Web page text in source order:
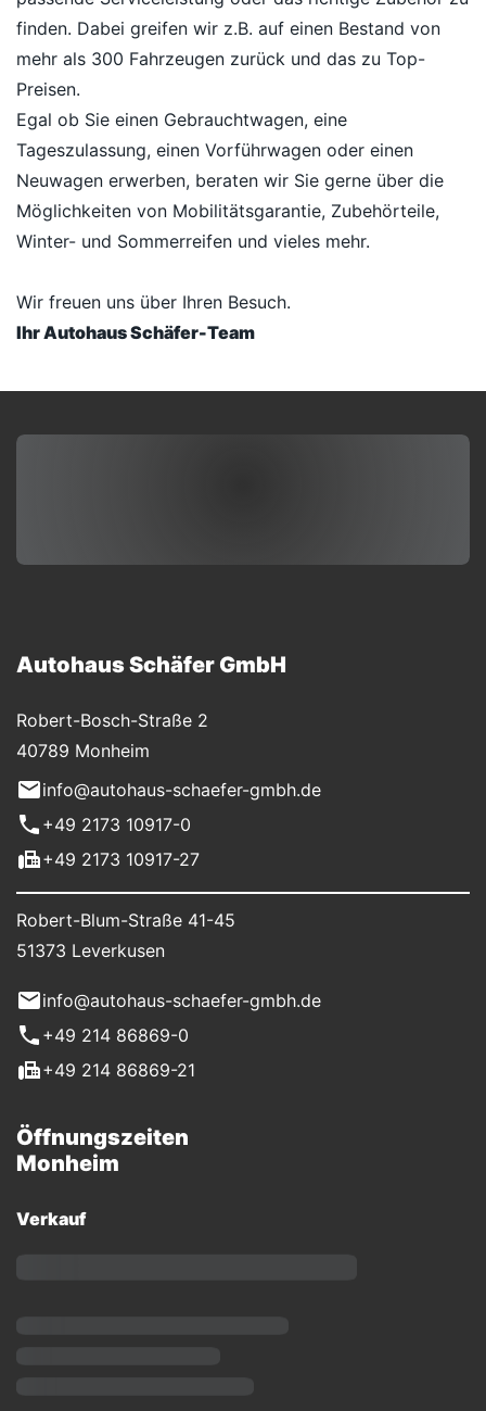
finden. Dabei greifen wir z.B. auf einen Bestand von
mehr als 300 Fahrzeugen zurück und das zu Top-
Preisen.
Egal ob Sie einen Gebrauchtwagen, eine
Tageszulassung, einen Vorführwagen oder einen
Neuwagen erwerben, beraten wir Sie gerne über die
Möglichkeiten von Mobilitätsgarantie, Zubehörteile,
Winter- und Sommerreifen und vieles mehr.
Wir freuen uns über Ihren Besuch.
Ihr Autohaus Schäfer-Team
Autohaus Schäfer GmbH
Robert-Bosch-Straße 2
40789 Monheim
info@autohaus-schaefer-gmbh.de
+49 2173 10917-0
+49 2173 10917-27
Robert-Blum-Straße 41-45
51373 Leverkusen
info@autohaus-schaefer-gmbh.de
+49 214 86869-0
+49 214 86869-21
Öffnungszeiten
Monheim
Verkauf